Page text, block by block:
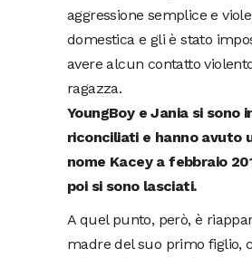
aggressione semplice e
domestica e gli è stato
avere alcun contatto
ragazza.
YoungBoy e Jania si sono
riconciliati e hanno avuto
nome Kacey a febbraio
poi si sono lasciati.
A quel punto, però, è
madre del suo primo figlio,